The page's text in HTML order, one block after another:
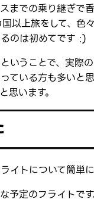
までの乗り継ぎで
以上旅をして、色
のは初めてです :)
いうことで、実際
ている方も多いと
思います。
イトについて簡単に
予定のフライトです